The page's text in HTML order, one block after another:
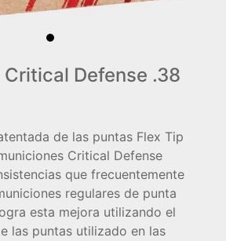
Defense .38
de las puntas Flex Tip
Critical Defense
que frecuentemente
regulares de punta
esta mejora utilizando el
las puntas utilizado en las